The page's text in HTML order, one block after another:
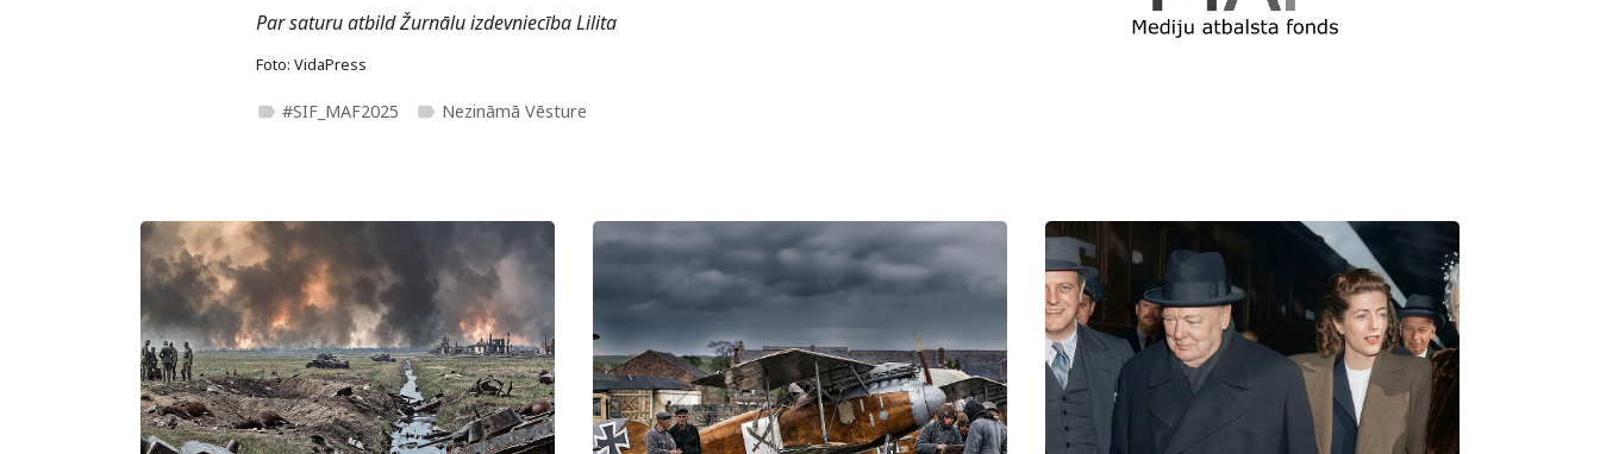
Par saturu atbild Žurnālu izdevniecība Lilita
Foto: VidaPress
label #SIF_MAF2025 label Nezināmā Vēsture